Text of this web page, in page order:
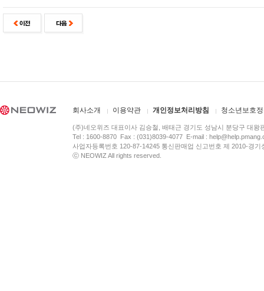
회사소개 이용약관 개인정보처리방침 청소년보호
(주)네오위즈 대표이사 김승철, 배태근 경기도 성남시 분당구 대왕
Tel : 1600-8870 Fax : (031)8039-4077 E-mail :
사업자등록번호 120-87-14245 통신판매업 신고번호 제 2010-경
ⓒ NEOWIZ All rights reserved.